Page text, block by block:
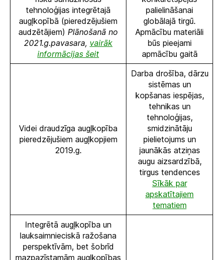
tehnoloģijas integrētajā
augļkopībā (pieredzējušiem
audzētājiem) Plānošanā no
2021.g.pavasara, vairāk
informācijas šeit
palielināšanai
globālajā tirgū.
Apmācību materiāli
būs pieejami
apmācību gaitā
Videi draudzīga augļkopība
pieredzējušiem augļkopjiem
2019.g.
Darba drošība, dārzu
sistēmas un
kopšanas iespējas,
tehnikas un
tehnoloģijas,
smidzinātāju
pielietojums un
jaunākās atziņas
augu aizsardzībā,
tirgus tendences
Sīkāk par
apskatītajiem
tematiem
Integrētā augļkopība un
lauksaimnieciskā ražošana
perspektīvām, bet šobrīd
mazpazīstamām augļkopības